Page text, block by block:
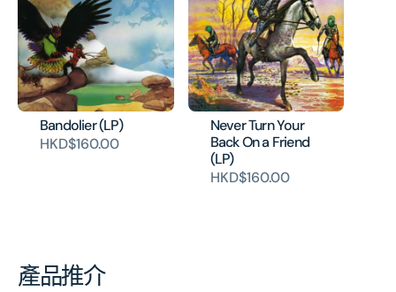
Bandolier (LP)
HKD$160.00
Never Turn Your
Back On a Friend
(LP)
HKD$160.00
產品推介